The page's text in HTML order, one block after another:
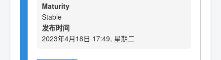
Maturity
Stable
发布时间
2023年4月18日 17:49, 星期二